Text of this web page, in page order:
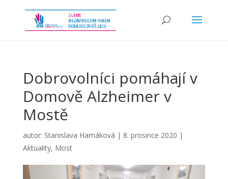
Dobrovolníci pomáhají v
Domově Alzheimer v
Mostě
autor: Stanislava Hamáková | 8. prosince 2020 |
Aktuality, Most